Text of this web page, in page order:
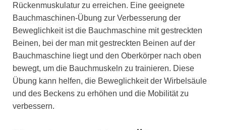
Rückenmuskulatur zu erreichen. Eine geeignete
Bauchmaschinen-Übung zur Verbesserung der
Beweglichkeit ist die Bauchmaschine mit gestreckten
Beinen, bei der man mit gestreckten Beinen auf der
Bauchmaschine liegt und den Oberkörper nach oben
bewegt, um die Bauchmuskeln zu trainieren. Diese
Übung kann helfen, die Beweglichkeit der Wirbelsäule
und des Beckens zu erhöhen und die Mobilität zu
verbessern.